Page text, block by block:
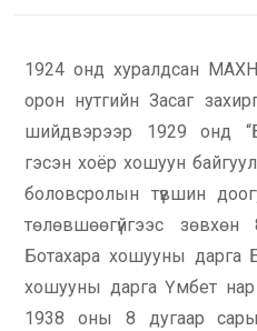
1924 онд хуралдсан
орон нутгийн Засаг
шийдвэрээр 1929 онд
гэсэн хоёр хошуун
боловсролын түвшин
төлөвшөөгүйгээс
Ботахара хошууны
хошууны дарга Үмбет
1938 оны 8 дугаар